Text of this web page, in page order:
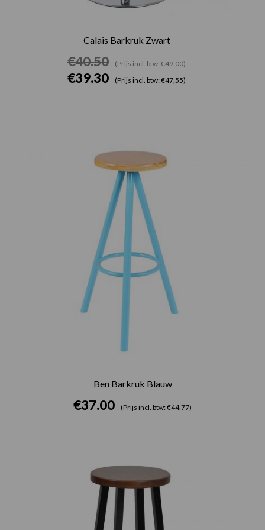
Calais Barkruk Zwart
€40.50 (Prijs incl. btw: €49,00)
€39.30 (Prijs incl. btw: €47,55)
Ben Barkruk Blauw
€37.00 (Prijs incl. btw: €44,77)